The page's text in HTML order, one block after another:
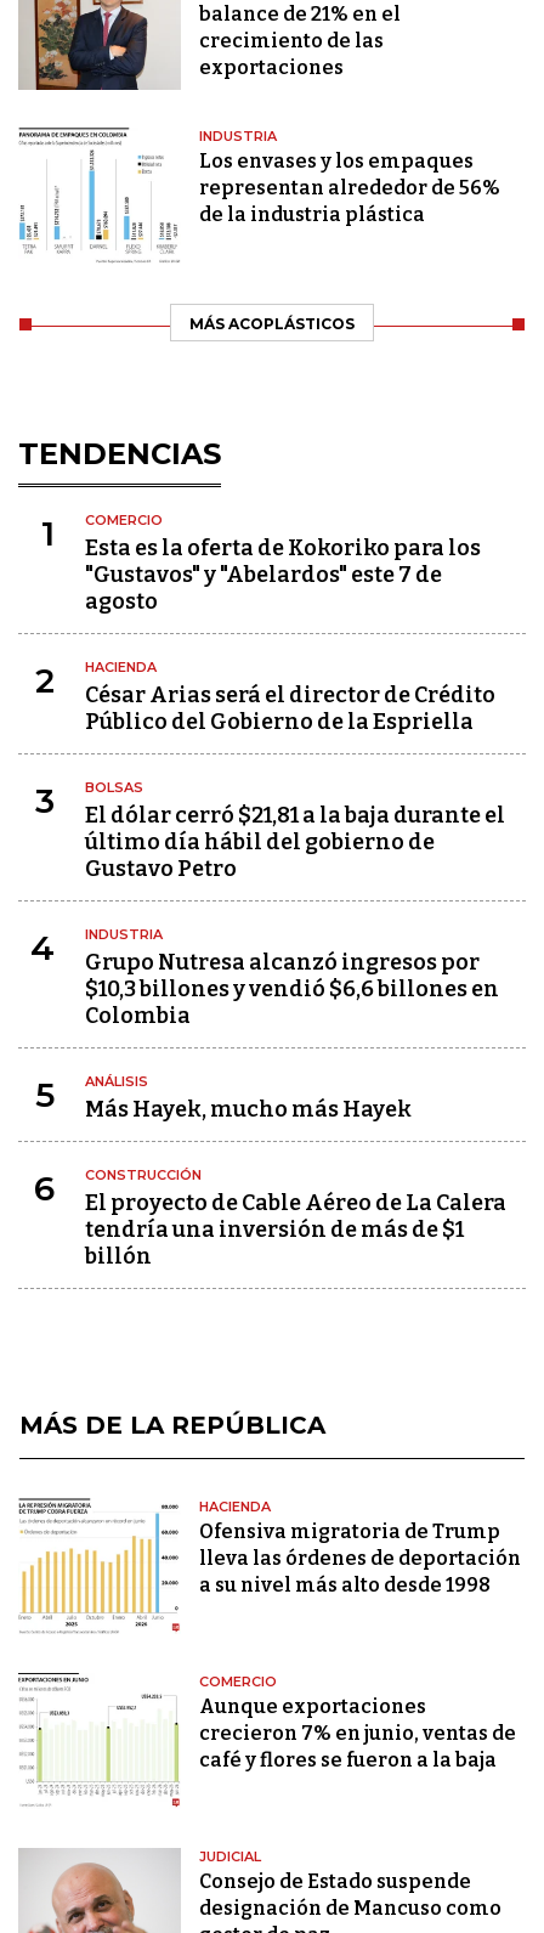
balance de 21% en el
crecimiento de las
exportaciones
INDUSTRIA
Los envases y los empaques
representan alrededor de 56%
de la industria plástica
MÁS ACOPLÁSTICOS
TENDENCIAS
1 COMERCIO
Esta es la oferta de Kokoriko para los
"Gustavos" y "Abelardos" este 7 de
agosto
2 HACIENDA
César Arias será el director de Crédito
Público del Gobierno de la Espriella
3 BOLSAS
El dólar cerró $21,81 a la baja durante el
último día hábil del gobierno de
Gustavo Petro
4 INDUSTRIA
Grupo Nutresa alcanzó ingresos por
$10,3 billones y vendió $6,6 billones en
Colombia
5 ANÁLISIS
Más Hayek, mucho más Hayek
6 CONSTRUCCIÓN
El proyecto de Cable Aéreo de La Calera
tendría una inversión de más de $1
billón
MÁS DE LA REPÚBLICA
HACIENDA
Ofensiva migratoria de Trump
lleva las órdenes de deportación
a su nivel más alto desde 1998
COMERCIO
Aunque exportaciones
crecieron 7% en junio, ventas de
café y flores se fueron a la baja
JUDICIAL
Consejo de Estado suspende
designación de Mancuso como